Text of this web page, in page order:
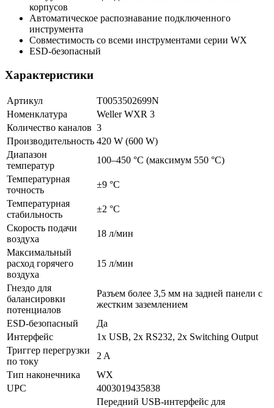
Максимальный
расход горячего
воздуха
балансировки
ESD-безопасный
Да
Интерфейс
1x USB, 2x RS232, 2x Switching Output
Триггер перегрузки
по току
Тип наконечника
UPC
USB
Передний USB-интерфейс для
параметров и мониторинга
Вес
Габариты (Д×Ш×В)
Уровень шума
0,7 бар на расстоянии 1 м
Комплектация
Силовой блок WXR 3 — 1 шт.
Набор с термофеном WXHAP 200 — 1 шт.
Набор с паяльником WXP 120 — 1 шт.
Набор с демонтажным паяльником WXDP 120 — 1 шт.
Вакуумный пинцет WVP — 1 шт.
корпусов
Автоматическое распознавание подключенного
инструмента
Совместимость со всеми инструментами серии WX
ESD-безопасный
Характеристики
Артикул
T0053502699N
Номенклатура
Weller WXR 3
Количество каналов 3
Производительность 420 W (600 W)
Диапазон
температур
100–450 °C (максимум 550 °C)
Температурная
точность
±9 °C
Температурная
стабильность
±2 °C
Скорость подачи
воздуха
18 л/мин
Максимальный
расход горячего
воздуха
15 л/мин
Гнездо для
балансировки
потенциалов
Разъем более 3,5 мм на задней панели с
жестким заземлением
ESD-безопасный
Да
Интерфейс
1x USB, 2x RS232, 2x Switching Output
Триггер перегрузки
по току
2 A
Тип наконечника
WX
UPC
4003019435838
Передний USB-интерфейс для